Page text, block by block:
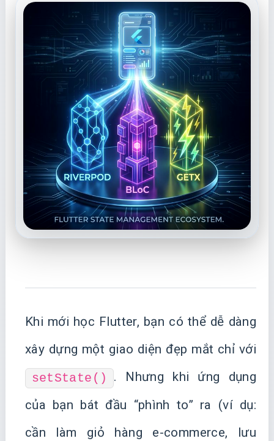
Khi mới học Flutter, bạn có thể dễ dàng
xây dựng một giao diện đẹp mắt chỉ với
setState()
. Nhưng khi ứng dụng
của bạn bát đầu “phình to” ra (ví dụ:
cần làm giỏ hàng e-commerce, lưu